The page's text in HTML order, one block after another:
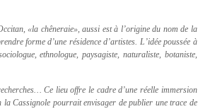
«la chêneraie», aussi est à l’origine du nom de la
forme d’une résidence d’artistes. L’idée poussée à
ethnologue, paysagiste, naturaliste, botaniste,
Ce lieu offre le cadre d’une réelle immersion
la Cassignole pourrait envisager de publier une trace de